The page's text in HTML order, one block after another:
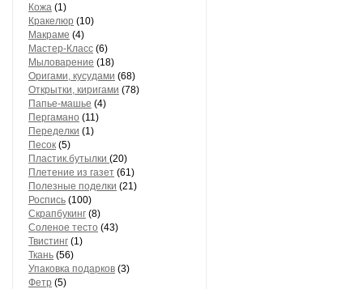
Кожа (1)
Кракелюр (10)
Макраме (4)
Мастер-Класс (6)
Мыловарение (18)
Оригами, кусудами (68)
Открытки, киригами (78)
Папье-машье (4)
Пергамано (11)
Переделки (1)
Песок (5)
Пластик.бутылки (20)
Плетение из газет (61)
Полезные поделки (21)
Роспись (100)
Скрапбукинг (8)
Соленое тесто (43)
Твистинг (1)
Ткань (56)
Упаковка подарков (3)
Фетр (5)